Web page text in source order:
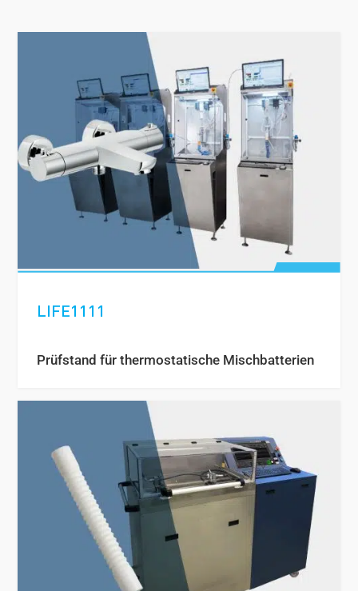
LIFE1111
Prüfstand für thermostatische Mischbatterien